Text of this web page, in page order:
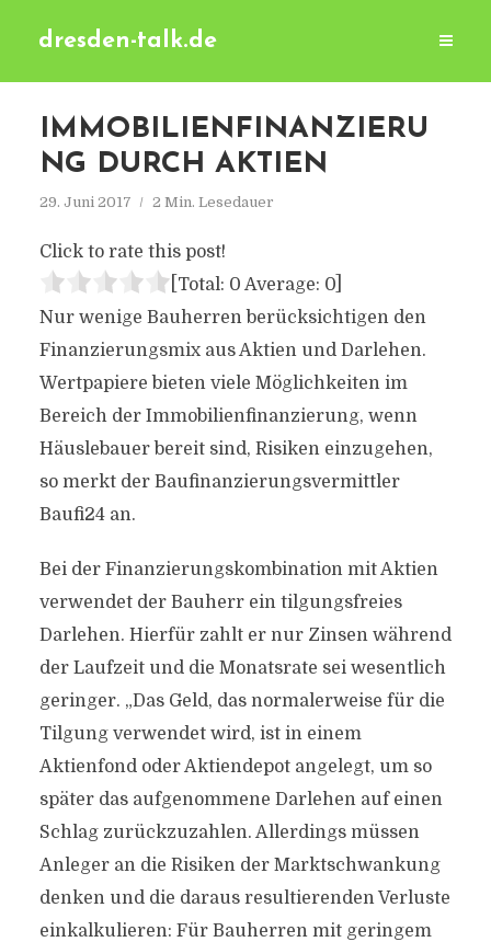
dresden-talk.de
IMMOBILIENFINANZIERU
NG DURCH AKTIEN
29. Juni 2017 2 Min. Lesedauer
Click to rate this post!
[Total: 0 Average: 0]
Nur wenige Bauherren berücksichtigen den
Finanzierungsmix aus Aktien und Darlehen.
Wertpapiere bieten viele Möglichkeiten im
Bereich der Immobilienfinanzierung, wenn
Häuslebauer bereit sind, Risiken einzugehen,
so merkt der Baufinanzierungsvermittler
Baufi24 an.
Bei der Finanzierungskombination mit Aktien
verwendet der Bauherr ein tilgungsfreies
Darlehen. Hierfür zahlt er nur Zinsen während
der Laufzeit und die Monatsrate sei wesentlich
geringer. „Das Geld, das normalerweise für die
Tilgung verwendet wird, ist in einem
Aktienfond oder Aktiendepot angelegt, um so
später das aufgenommene Darlehen auf einen
Schlag zurückzuzahlen. Allerdings müssen
Anleger an die Risiken der Marktschwankung
denken und die daraus resultierenden Verluste
einkalkulieren: Für Bauherren mit geringem